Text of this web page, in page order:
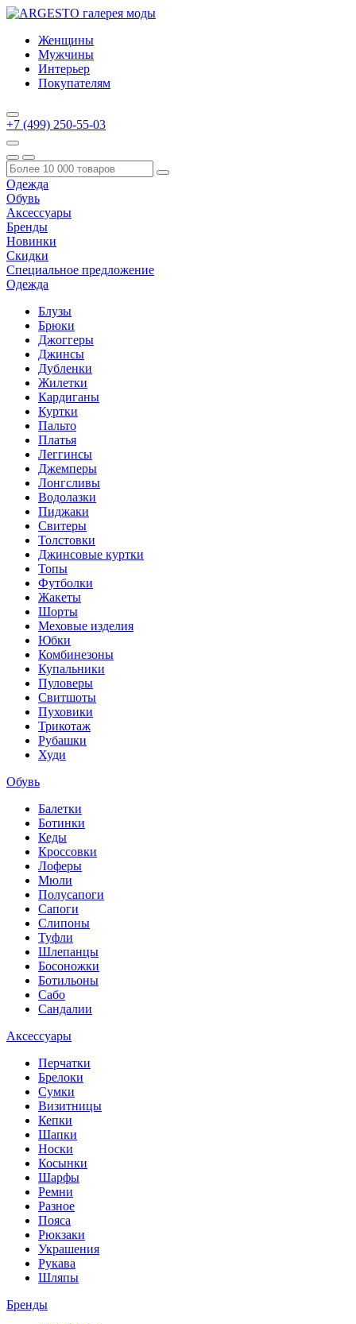
Женщины
Мужчины
Интерьер
Покупателям
+7 (499) 250-55-03
Одежда
Обувь
Аксессуары
Бренды
Новинки
Скидки
Специальное предложение
Одежда
Блузы
Брюки
Джоггеры
Джинсы
Дубленки
Жилетки
Кардиганы
Куртки
Пальто
Платья
Леггинсы
Джемперы
Лонгсливы
Водолазки
Пиджаки
Свитеры
Толстовки
Джинсовые куртки
Топы
Футболки
Жакеты
Шорты
Меховые изделия
Юбки
Комбинезоны
Купальники
Пуловеры
Свитшоты
Пуховики
Трикотаж
Рубашки
Худи
Обувь
Балетки
Ботинки
Кеды
Кроссовки
Лоферы
Мюли
Полусапоги
Сапоги
Слипоны
Туфли
Шлепанцы
Босоножки
Ботильоны
Сабо
Сандалии
Аксессуары
Перчатки
Брелоки
Сумки
Визитницы
Кепки
Шапки
Носки
Косынки
Шарфы
Ремни
Разное
Пояса
Рюкзаки
Украшения
Рукава
Шляпы
Бренды